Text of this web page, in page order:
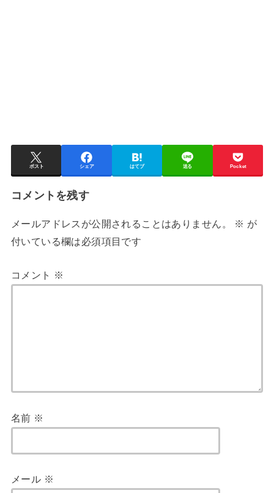
ポスト シェア はてブ 送る Pocket
コメントを残す
メールアドレスが公開されることはありません。 ※ が
付いている欄は必須項目です
コメント ※
名前 ※
メール ※